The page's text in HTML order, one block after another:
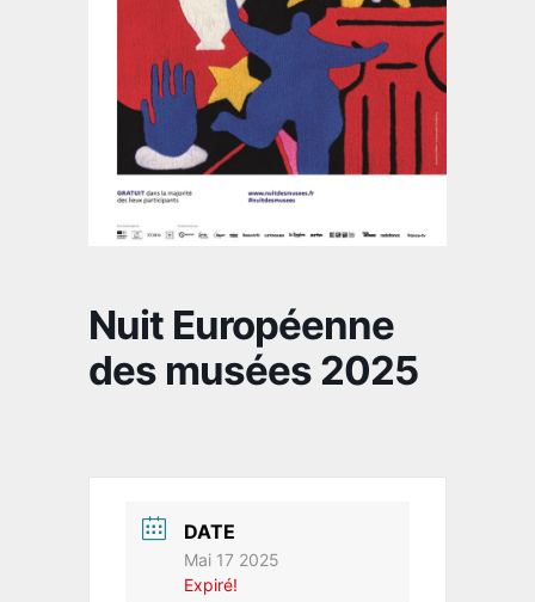
Nuit Européenne
des musées 2025
DATE
Mai 17 2025
Expiré!